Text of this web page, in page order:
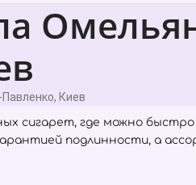
Киев
сигарет, где можно быстро
подлинности, а